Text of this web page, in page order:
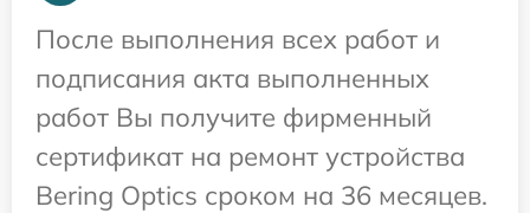
После выполнения всех работ и
подписания акта выполненных
работ Вы получите фирменный
сертификат на ремонт устройства
Bering Optics сроком на 36 месяцев.